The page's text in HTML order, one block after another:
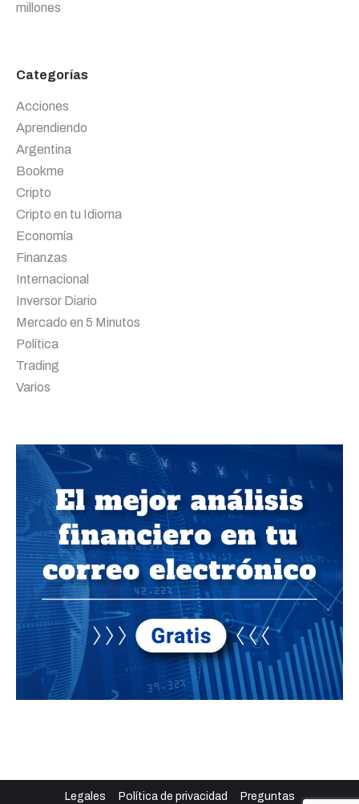
millones
Categorías
Acciones
Aprendiendo
Argentina
Bookme
Cripto
Cripto en tu Idioma
Economía
Finanzas
Internacional
Inversor Diario
Mercado en 5 Minutos
Política
Trading
Varios
Legales Política de privacidad Preguntas